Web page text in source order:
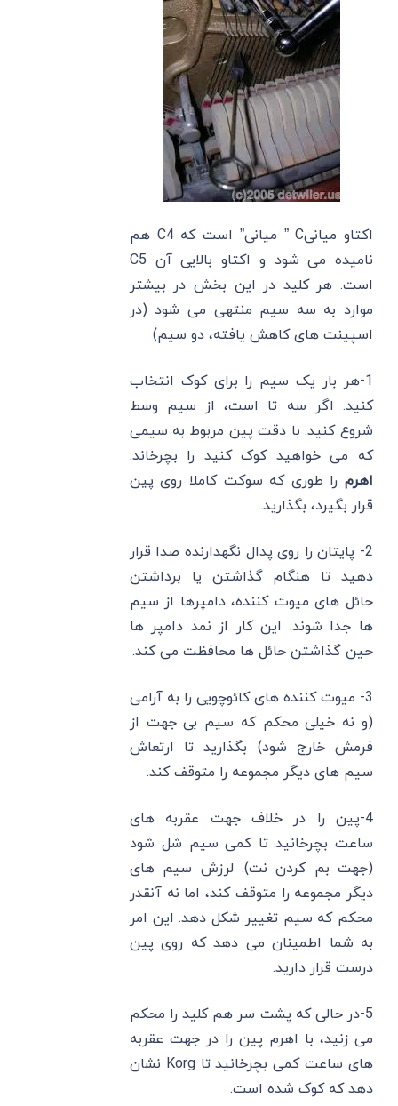
اکتاو میانیC ” میانی” است که C4 هم
نامیده می شود و اکتاو بالایی آن C5
است. هر کلید در این بخش در بیشتر
موارد به سه سیم منتهی می شود (در
اسپینت های کاهش یافته، دو سیم)
1-هر بار یک سیم را برای کوک انتخاب
کنید. اگر سه تا است، از سیم وسط
شروع کنید. با دقت پین مربوط به سیمی
که می خواهید کوک کنید را بچرخاند.
اهرم را طوری که سوکت کاملا روی پین
قرار بگیرد، بگذارید.
2- پایتان را روی پدال نگهدارنده صدا قرار
دهید تا هنگام گذاشتن یا برداشتن
حائل های میوت کننده، دامپرها از سیم
ها جدا شوند. این کار از نمد دامپر ها
حین گذاشتن حائل ها محافظت می کند.
3- میوت کننده های کائوچویی را به آرامی
(و نه خیلی محکم که سیم بی جهت از
فرمش خارج شود) بگذارید تا ارتعاش
سیم های دیگر مجموعه را متوقف کند.
4-پین را در خلاف جهت عقربه های
ساعت بچرخانید تا کمی سیم شل شود
(جهت بم کردن نت). لرزش سیم های
دیگر مجموعه را متوقف کند، اما نه آنقدر
محکم که سیم تغییر شکل دهد. این امر
به شما اطمینان می دهد که روی پین
درست قرار دارید.
5-در حالی که پشت سر هم کلید را محکم
می زنید، با اهرم پین را در جهت عقربه
های ساعت کمی بچرخانید تا Korg نشان
دهد که کوک شده است.